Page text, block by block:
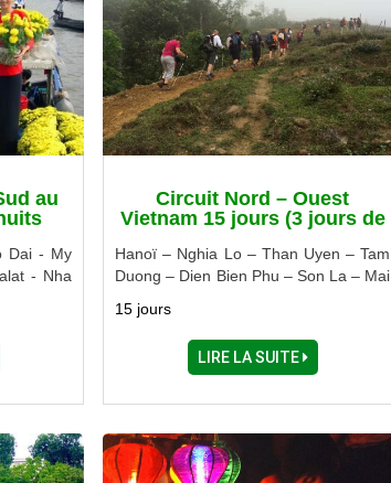
au
Dai - My
- Nha
Circuit Nord – Ouest
Vietnam 15 jours (3 jours de
Hanoï – Nghia Lo – Than Uyen – Tam
Duong – Dien Bien Phu – Son La – Mai
15 jours
LIRE LA SUITE